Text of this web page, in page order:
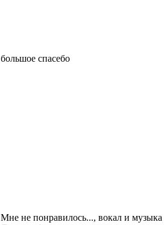
большое спасебо
Мне не понравилось..., вокал и музыка